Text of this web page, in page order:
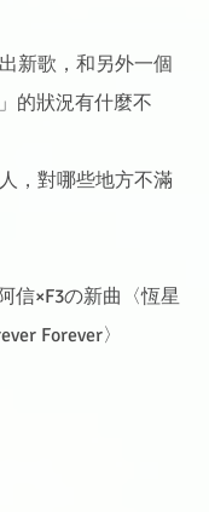
新歌，和另外一個
的狀況有什麼不
，對哪些地方不滿
信×F3の新曲〈恆星
Forever〉